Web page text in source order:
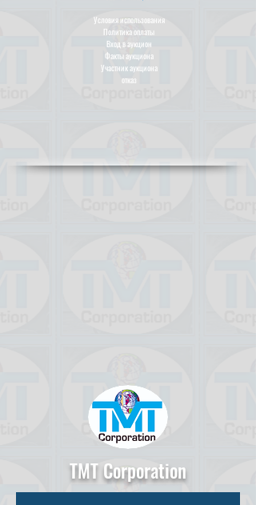
Условия использования
Политика оплаты
Вход в аукцион
Факты аукциона
Участник аукциона
отказ
TMT Corporation